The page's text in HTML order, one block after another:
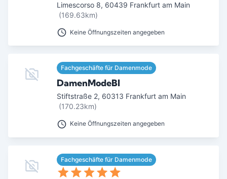
Limescorso 8, 60439 Frankfurt am Main
(169.63km)
Keine Öffnungszeiten angegeben
Fachgeschäfte für Damenmode
DamenModeBI
Stiftstraße 2, 60313 Frankfurt am Main
(170.23km)
Keine Öffnungszeiten angegeben
Fachgeschäfte für Damenmode